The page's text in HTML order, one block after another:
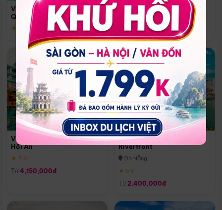
Vinpearl Resort & Spa Phu
Quoc
★ 5.0
Quoc
Phú Quốc
★ 5.0
Vinpearl Resort & Golf Nam
Hội An
★ 5.0
Từ 4,150,000đ
Melia Vinpearl Danang
Riverfront
Đà Nẵng
★ 5.0
Từ 2,400,000đ